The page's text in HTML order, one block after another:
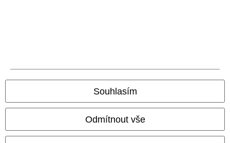
Souhlasím
Odmítnout vše
Naše online obchody
EMP International